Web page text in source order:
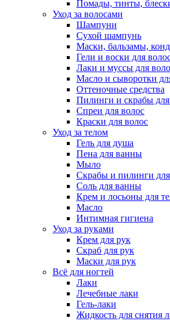
Помады, тинты,
Уход за волосами
Шампуни
Сухой шампунь
Маски, бальзамы,
Гели и воски для
Лаки и муссы для
Масло и сыворотки
Оттеночные средства
Пилинги и скрабы
Спреи для волос
Краски для волос
Уход за телом
Гель для душа
Пена для ванны
Мыло
Скрабы и пилинги для
Соль для ванны
Крем и лосьоны для
Масло
Интимная гигиена
Уход за руками
Крем для рук
Скраб для рук
Маски для рук
Всё для ногтей
Лаки
Лечебные лаки
Гель-лаки
Жидкость для снятия